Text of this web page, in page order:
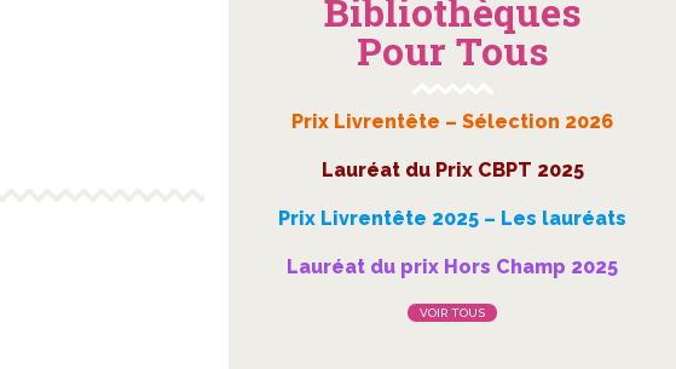
Bibliothèques
Pour Tous
Prix Livrentête – Sélection 2026
Lauréat du Prix CBPT 2025
Prix Livrentête 2025 – Les lauréats
Lauréat du prix Hors Champ 2025
VOIR TOUS